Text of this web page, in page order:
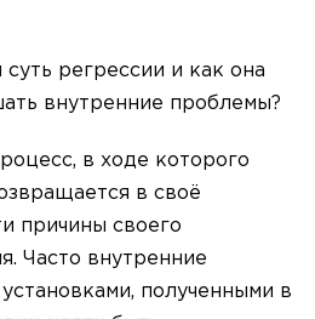
регрессии и как она
внутренние проблемы?
в ходе которого
в своё
причины своего
Часто внутренние
полученными в